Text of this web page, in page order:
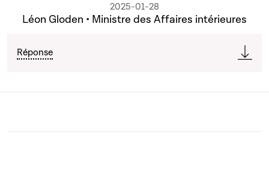
2025-01-28
Léon Gloden • Ministre des Affaires intérieures
Réponse